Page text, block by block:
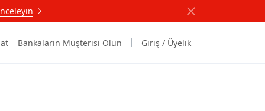
Bankaların Müşterisi Olun Giriş / Üyelik